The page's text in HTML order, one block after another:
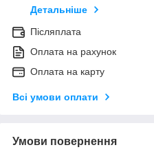
Детальніше
Післяплата
Оплата на рахунок
Оплата на карту
Всі умови оплати
Умови повернення